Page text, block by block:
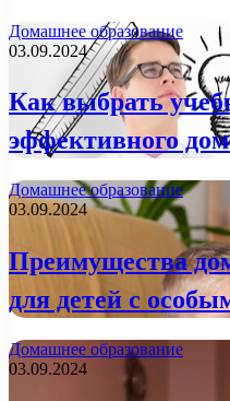
Домашнее образование
03.09.2024
Как выбрать
эффективного
Домашнее образование
03.09.2024
Преимущества
для детей с
Домашнее образование
03.09.2024